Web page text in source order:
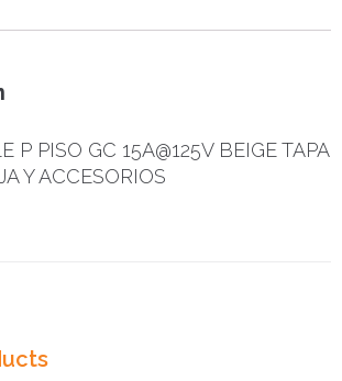
P PISO GC 15A@125V BEIGE TAPA
Y ACCESORIOS